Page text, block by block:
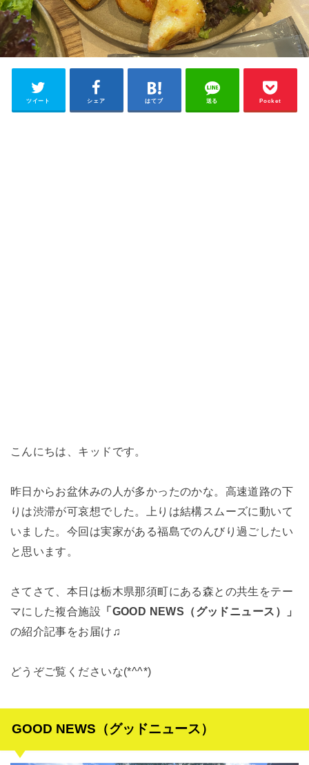
ツイート シェア はてブ 送る Pocket
こんにちは、キッドです。
昨日からお盆休みの人が多かったのかな。高速道路の下
りは渋滞が可哀想でした。上りは結構スムーズに動いて
いました。今回は実家がある福島でのんびり過ごしたい
と思います。
さてさて、本日は栃木県那須町にある森との共生をテー
マにした複合施設 「GOOD NEWS（グッドニュース）」
の紹介記事をお届け♫
どうぞご覧くださいな(*^^*)
GOOD NEWS（グッドニュース）